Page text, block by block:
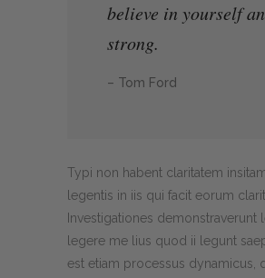
believe in yourself
strong.
– Tom Ford
Typi non habent claritatem
legentis in iis qui facit eorum
Investigationes demonstraverunt
legere me lius quod ii legunt
est etiam processus dynamicus,